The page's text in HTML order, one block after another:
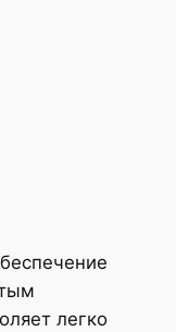
легко